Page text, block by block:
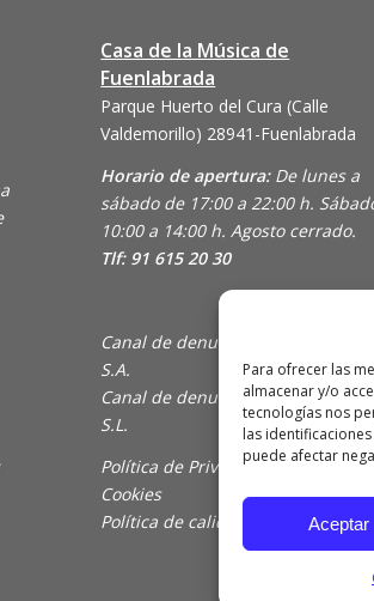
Para ofrecer las
almacenar y/o
tecnologías nos
las
puede afectar
Aceptar
Casa de la Música de
Fuenlabrada
Parque Huerto del Cura (Calle
Valdemorillo) 28941-Fuenlabrada
Horario de apertura: De lunes a
sábado de 17:00 a 22:00 h.
10:00 a 14:00 h. Agosto cerrado.
Tlf: 91 615 20 30
Canal de denuncias de Animajoven
S.A.
Canal de denuncias de En Clave
S.L.
Política de Privacidad y Uso de
Cookies
Política de calidad